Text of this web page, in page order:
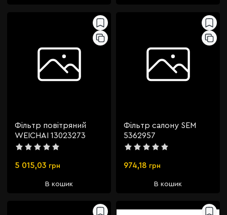
Фільтр повітряний
WEICHAI 13023273
5 015,03 грн
В кошик
Фільтр салону SEM
5362957
974,18 грн
В кошик